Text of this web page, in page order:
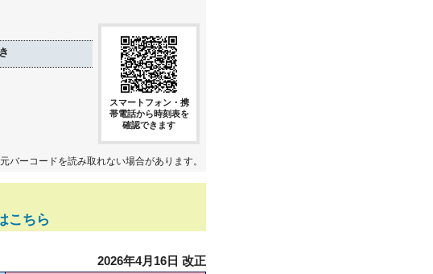
スマートフォン・携
帯電話から時刻表を
確認できます
ーコードを読み取れない場合があります。
こちら
2026年4月16日 改正